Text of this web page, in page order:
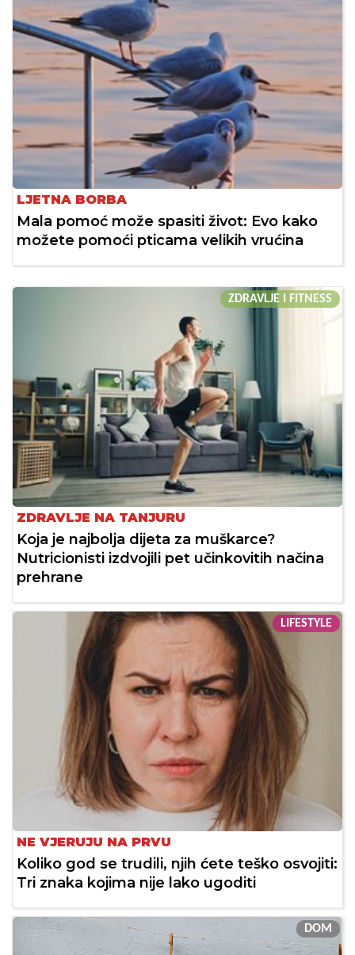
LJETNA BORBA
Mala pomoć može spasiti život: Evo kako
možete pomoći pticama velikih vrućina
ZDRAVLJE I FITNESS
ZDRAVLJE NA TANJURU
Koja je najbolja dijeta za muškarce?
Nutricionisti izdvojili pet učinkovitih načina
prehrane
LIFESTYLE
NE VJERUJU NA PRVU
Koliko god se trudili, njih ćete teško osvojiti:
Tri znaka kojima nije lako ugoditi
DOM